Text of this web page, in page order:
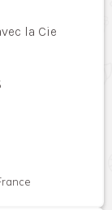
la Cie